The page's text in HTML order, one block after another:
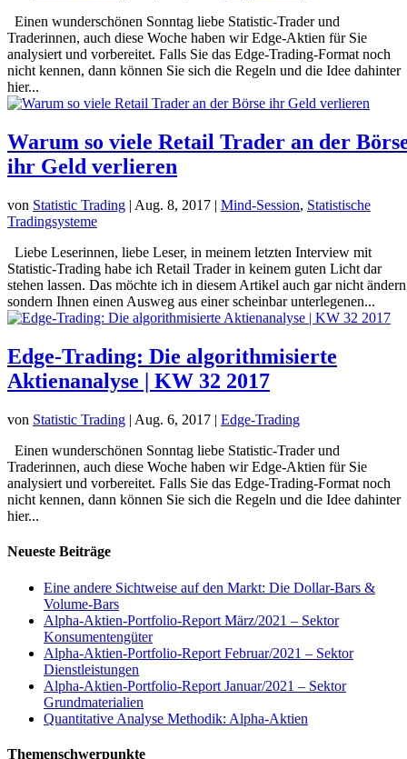
Einen wunderschönen Sonntag liebe Statistic-Trader und
Traderinnen, auch diese Woche haben wir Edge-Aktien für Sie
analysiert und vorbereitet. Falls Sie das Edge-Trading-Format noch
nicht kennen, dann können Sie sich die Regeln und die Idee dahinter
hier...
Warum so viele Retail Trader an der
ihr Geld verlieren
von Statistic Trading | Aug. 8, 2017 | Mind-Session, Statistische
Tradingsysteme
Liebe Leserinnen, liebe Leser, in meinem letzten Interview mit
Statistic-Trading habe ich Retail Trader in keinem guten Licht dar
stehen lassen. Das möchte ich in diesem Artikel auch gar nicht
sondern Ihnen einen Ausweg aus einer scheinbar unterlegenen...
Edge-Trading: Die algorithmisierte
Aktienanalyse | KW 32 2017
von Statistic Trading | Aug. 6, 2017 | Edge-Trading
Einen wunderschönen Sonntag liebe Statistic-Trader und
Traderinnen, auch diese Woche haben wir Edge-Aktien für Sie
analysiert und vorbereitet. Falls Sie das Edge-Trading-Format noch
nicht kennen, dann können Sie sich die Regeln und die Idee dahinter
hier...
Neueste Beiträge
Eine andere Sichtweise auf den Markt: Die Dollar-Bars &
Volume-Bars
Alpha-Aktien-Portfolio-Report März/2021 – Sektor
Konsumentengüter
Alpha-Aktien-Portfolio-Report Februar/2021 – Sektor
Dienstleistungen
Alpha-Aktien-Portfolio-Report Januar/2021 – Sektor
Grundmaterialien
Quantitative Analyse Methodik: Alpha-Aktien
Themenschwerpunkte